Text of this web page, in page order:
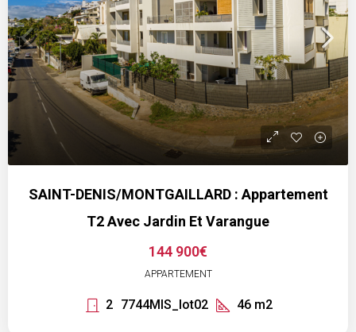
SAINT-DENIS/MONTGAILLARD : Appartement
T2 Avec Jardin Et Varangue
144 900€
APPARTEMENT
2 7744MIS_lot02 46 m2